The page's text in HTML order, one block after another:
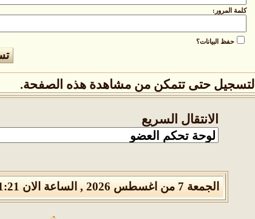
كلمة المرور:
حفظ البيانات؟
التسجيل حتى تتمكن من مشاهدة هذه الصفحة.
الانتقال السريع
الجمعة 7 من اغسطس 2026 , الساعة الان 04:11:21 مساءً.